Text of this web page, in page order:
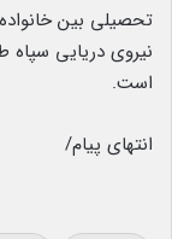
تحصیلی بین
است.
انتهای پیام/